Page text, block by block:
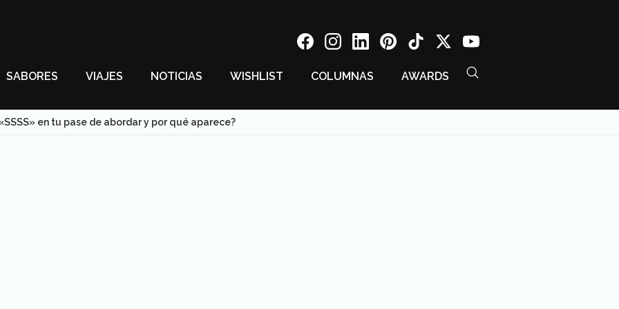
SABORES VIAJES NOTICIAS WISHLIST COLUMNAS AWARDS
en tu pase de abordar y por qué aparece?